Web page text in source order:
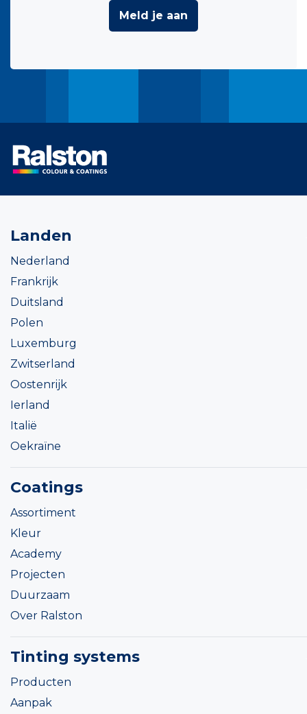
Meld je aan
Landen
Nederland
Frankrijk
Duitsland
Polen
Luxemburg
Zwitserland
Oostenrijk
Ierland
Italië
Oekraïne
Coatings
Assortiment
Kleur
Academy
Projecten
Duurzaam
Over Ralston
Tinting systems
Producten
Aanpak